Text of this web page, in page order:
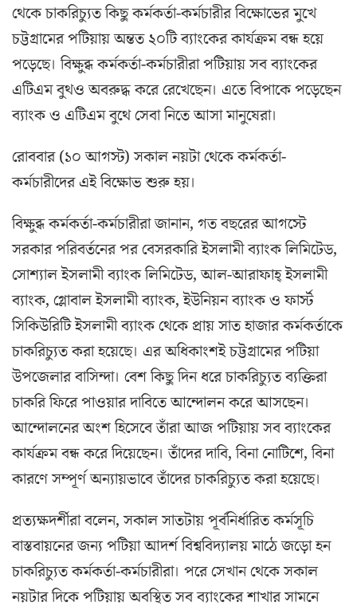
থেকে চাকরিচ্যুত কিছু কর্মকর্তা-কর্মচারীর বিক্ষোভের মুখে
চট্টগ্রামের পটিয়ায় অন্তত ২০টি ব্যাংকের কার্যক্রম বন্ধ হয়ে
পড়েছে। বিক্ষুব্ধ কর্মকর্তা-কর্মচারীরা পটিয়ায় সব ব্যাংকের
এটিএম বুথও অবরুদ্ধ করে রেখেছেন। এতে বিপাকে পড়েছেন
ব্যাংক ও এটিএম বুথে সেবা নিতে আসা মানুষেরা।
রোববার (১০ আগস্ট) সকাল নয়টা থেকে কর্মকর্তা-
কর্মচারীদের এই বিক্ষোভ শুরু হয়।
বিক্ষুব্ধ কর্মকর্তা-কর্মচারীরা জানান, গত বছরের আগস্টে
সরকার পরিবর্তনের পর বেসরকারি ইসলামী ব্যাংক লিমিটেড,
সোশ্যাল ইসলামী ব্যাংক লিমিটেড, আল-আরাফাহ্‌ ইসলামী
ব্যাংক, গ্লোবাল ইসলামী ব্যাংক, ইউনিয়ন ব্যাংক ও ফার্স্ট
সিকিউরিটি ইসলামী ব্যাংক থেকে প্রায় সাত হাজার কর্মকর্তাকে
চাকরিচ্যুত করা হয়েছে। এর অধিকাংশই চট্টগ্রামের পটিয়া
উপজেলার বাসিন্দা। বেশ কিছু দিন ধরে চাকরিচ্যুত ব্যক্তিরা
চাকরি ফিরে পাওয়ার দাবিতে আন্দোলন করে আসছেন।
আন্দোলনের অংশ হিসেবে তাঁরা আজ পটিয়ায় সব ব্যাংকের
কার্যক্রম বন্ধ করে দিয়েছেন। তাঁদের দাবি, বিনা নোটিশে, বিনা
কারণে সম্পূর্ণ অন্যায়ভাবে তাঁদের চাকরিচ্যুত করা হয়েছে।
প্রত্যক্ষদর্শীরা বলেন, সকাল সাতটায় পূর্বনির্ধারিত কর্মসূচি
বাস্তবায়নের জন্য পটিয়া আদর্শ বিশ্ববিদ্যালয় মাঠে জড়ো হন
চাকরিচ্যুত কর্মকর্তা-কর্মচারীরা। পরে সেখান থেকে সকাল
নয়টার দিকে পটিয়ায় অবস্থিত সব ব্যাংকের শাখার সামনে